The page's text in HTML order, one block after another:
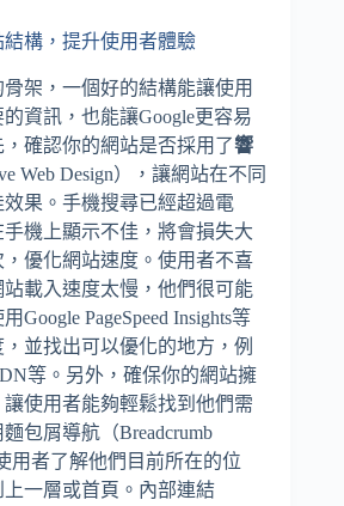
構，提升使用者體驗
架，一個好的結構能讓使用
資訊，也能讓Google更容易
確認你的網站是否採用了響
Web Design），讓網站在不同
果。手機搜尋已經超過電
機上顯示不佳，將會損失大
優化網站速度。使用者不喜
載入速度太慢，他們很可能
Google PageSpeed Insights等
並找出可以優化的地方，例
等。另外，確保你的網站擁
使用者能夠輕鬆找到他們需
包屑導航（Breadcrumb
用者了解他們目前所在的位
一層或首頁。內部連結